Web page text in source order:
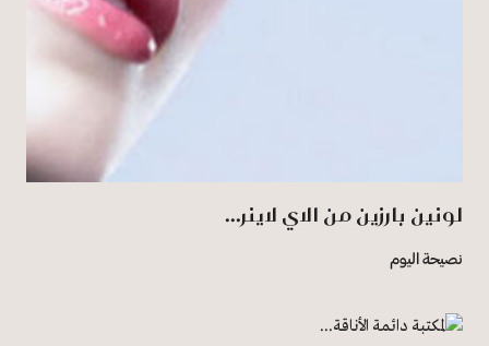
لونين بارزين من الاي لاينر...
نصيحة اليوم